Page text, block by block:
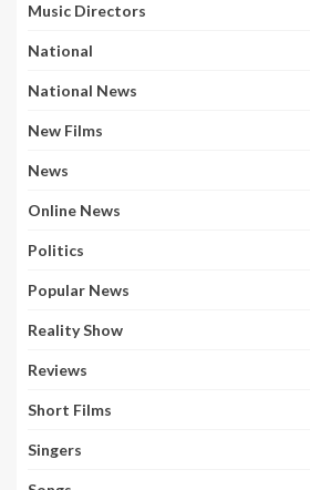
Music Directors
National
National News
New Films
News
Online News
Politics
Popular News
Reality Show
Reviews
Short Films
Singers